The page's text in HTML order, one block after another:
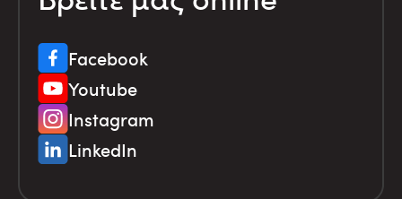
Facebook
Youtube
Instagram
LinkedIn